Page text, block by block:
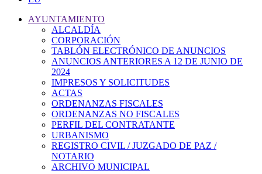
AYUNTAMIENTO
ALCALDÍA
CORPORACIÓN
TABLÓN ELECTRÓNICO DE ANUNCIOS
ANUNCIOS ANTERIORES A 12 DE JUNIO DE
2024
IMPRESOS Y SOLICITUDES
ACTAS
ORDENANZAS FISCALES
ORDENANZAS NO FISCALES
PERFIL DEL CONTRATANTE
URBANISMO
REGISTRO CIVIL / JUZGADO DE PAZ /
NOTARIO
ARCHIVO MUNICIPAL